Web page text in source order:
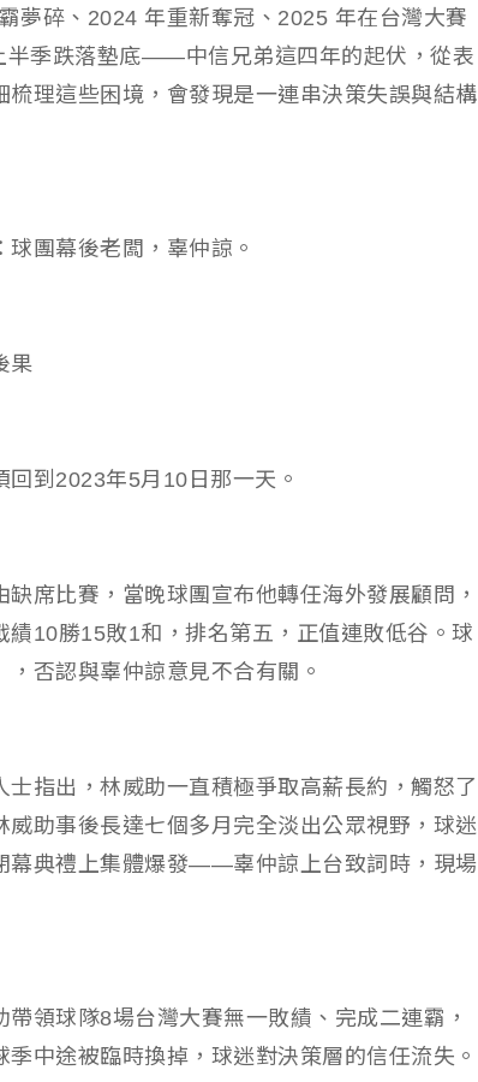
夢碎、2024 年重新奪冠、2025 年在台灣大賽
半季跌落墊底——中信兄弟這四年的起伏，從表
梳理這些困境，會發現是一連串決策失誤與結構
團幕後老闆，辜仲諒。
果
到2023年5月10日那一天。
席比賽，當晚球團宣布他轉任海外發展顧問，
績10勝15敗1和，排名第五，正值連敗低谷。球
否認與辜仲諒意見不合有關。
指出，林威助一直積極爭取高薪長約，觸怒了
助事後長達七個多月完全淡出公眾視野，球迷
幕典禮上集體爆發——辜仲諒上台致詞時，現場
領球隊8場台灣大賽無一敗績、完成二連霸，
中途被臨時換掉，球迷對決策層的信任流失。